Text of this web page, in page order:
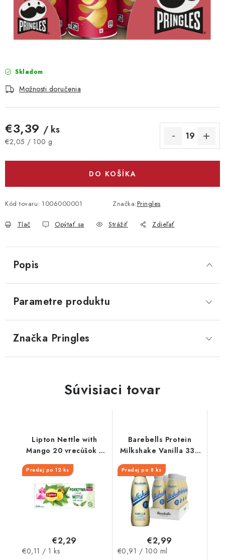
Vrátanie tovaru
Kontakty
Skladom
Možnosti doručenia
€3,39 / ks
Jednotková cena:
€2,05 / 100 g
DO KOŠÍKA
Kód tovaru: 1006000001 Značka:Pringles
Tlač Opýtať sa Strážiť Zdieľať
Popis
Parametre produktu
Značka Pringles
Súvisiaci tovar
Lipton Nettle with
Mango 20 vrecúšok x
1,3g
Predaj po 12 ks
€2,29
Jednotková
€0,11 / 1 ks
Barebells Protein
Milkshake Vanilla 330
ml
Predaj po 8 ks
€2,99
Jednotková
€0,91 / 100 ml